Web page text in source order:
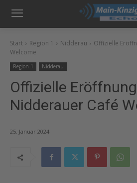
Start Region 1 Nidderau
Offizielle
Welcome
Region 1 Nidderau
Offizielle
Nidderauer Café
25. Januar 2024